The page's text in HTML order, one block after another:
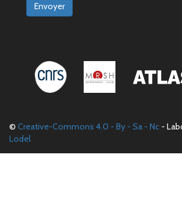
Envoyer
© Creative-Commons 4.0 - By - Sa - Nc -
Lodel